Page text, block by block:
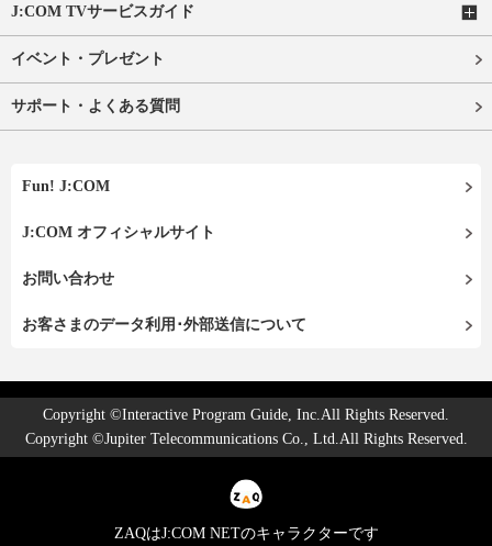
J:COM TVサービスガイド
イベント・プレゼント
サポート・よくある質問
Fun! J:COM
J:COM オフィシャルサイト
お問い合わせ
お客さまのデータ利用･外部送信について
Copyright ©Interactive Program Guide, Inc.All Rights Reserved.
Copyright ©Jupiter Telecommunications Co., Ltd.All Rights Reserved.
ZAQはJ:COM NETのキャラクターです